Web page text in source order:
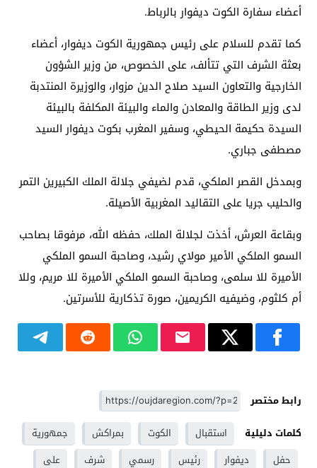
أعضاء سفارة الكوت ديفوار بالرباط.
كما تقدم للسلام على رئيس جمهورية الكوت ديفوار، أعضاء
بعثة الشرف التي تتألف، على الخصوص، من وزير الشؤون
الخارجية والتعاون السيد صلاح الدين مزوار، والوزيرة المنتدبة
لدى وزير الطاقة والمعادن والماء والبيئة المكلفة بالبيئة
السيدة حكيمة الحيطي، وسفير المغرب بكوت ديفوار السيد
مصطفى جباري.
وبمدخل القصر الملكي، قدم لضيفي جلالة الملك الكبيرين التمر
والحليب جريا على التقاليد المغربية الأصيلة.
وبقاعة العرش، أخذت لجلالة الملك، حفظه الله، مرفوقا بصاحب
السمو الملكي الأمير مولاي رشيد، وصاحبة السمو الملكي
الأميرة للا سلمى، وصاحبة السمو الملكي الأميرة للا مريم، وللا
أم كلثوم، وضيفيه الكريمين، صورة تذكارية للأسرتين.
رابط مختصر
كلمات دليلية
استقبال الكوت بمراكش
جمهورية
حفل
ديفوار رئيس رسمي شرف على